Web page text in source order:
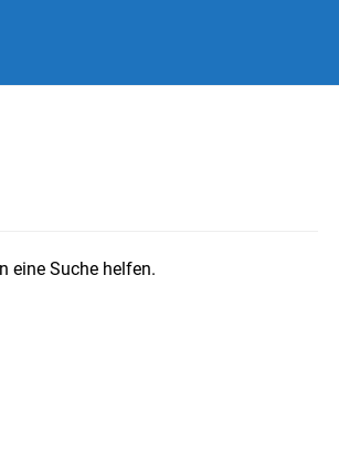
eine Suche helfen.